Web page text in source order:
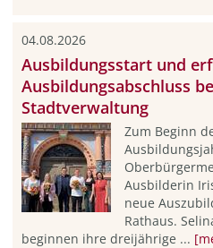
04.08.2026
Ausbildungsstart und
Ausbildungsabschluss
Stadtverwaltung
Zum Beginn
Ausbilderin
neue
Rathaus.
beginnen ihre dreijährige ...